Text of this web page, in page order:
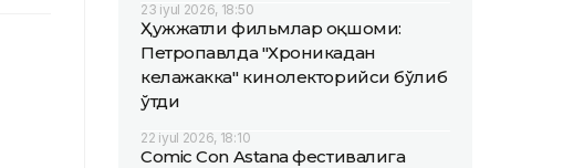
23 iyul 2026, 18:50
Ҳужжатли фильмлар оқшоми:
Петропавлда "Хроникадан
келажакка" кинолекторийси бўлиб
ўтди
22 iyul 2026, 18:10
Comic Con Astana фестивалига